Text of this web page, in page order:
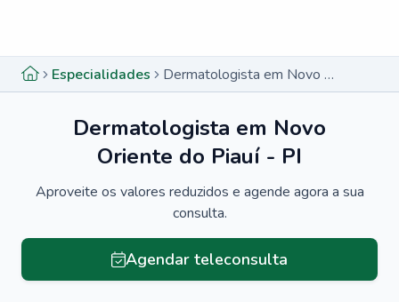
Especialidades Dermatologista em Novo Oriente do Piauí - PI
Dermatologista em Novo
Oriente do Piauí - PI
Aproveite os valores reduzidos e agende agora a sua
consulta.
Agendar teleconsulta